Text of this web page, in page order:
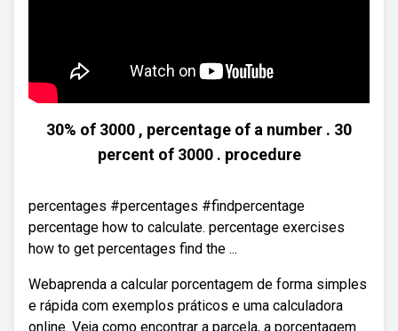
30% of 3000 , percentage of a number . 30
percent of 3000 . procedure
percentages #percentages #findpercentage
percentage how to calculate. percentage exercises
how to get percentages find the ...
Webaprenda a calcular porcentagem de forma simples
e rápida com exemplos práticos e uma calculadora
online. Veja como encontrar a parcela, a porcentagem